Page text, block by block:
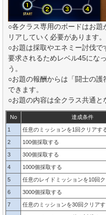
○各クラス専用のボードはお
リアしていく必要があります。
○お題は採取やエネミー討伐
要求されるためレベル45にな
う。
○お題の報酬からは「闘士の
できます。
○お題の内容は全クラス共通と
No 達成条件
1 任意のミッションを1回クリアす
2 100個採取する
3 300個採取する
4 1000個採取する
5 任意のレイドミッションを10回
6 3000個採取する
7 任意のミッションを30回クリアす